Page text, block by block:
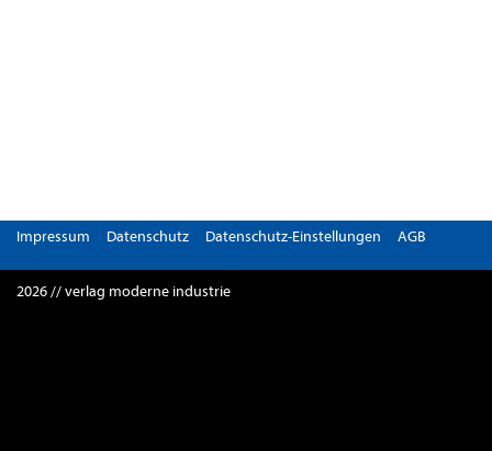
Impressum Datenschutz Datenschutz-Einstellungen AGB
2026 // verlag moderne industrie